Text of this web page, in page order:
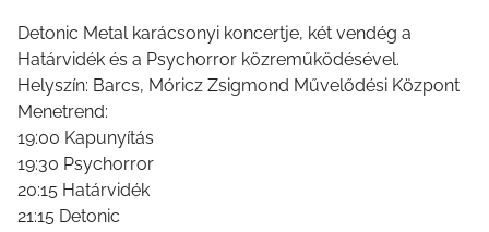
Detonic Metal karácsonyi koncertje, két vendég a
Határvidék és a Psychorror közreműködésével.
Helyszín: Barcs, Móricz Zsigmond Művelődési Központ
Menetrend:
19:00 Kapunyítás
19:30 Psychorror
20:15 Határvidék
21:15 Detonic